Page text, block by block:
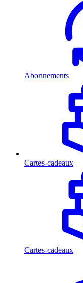
Abonnements
Cartes-cadeaux
Cartes-cadeaux